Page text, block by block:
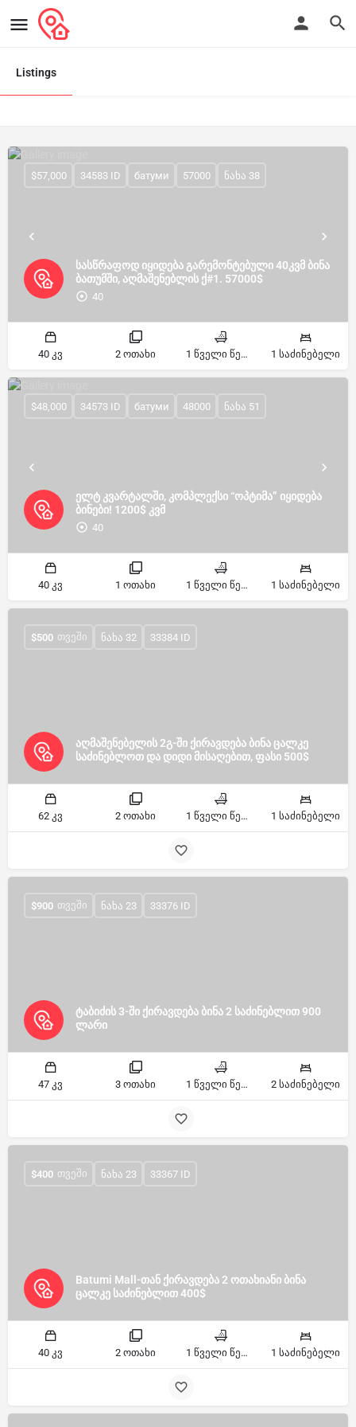
Listings
სასწრაფოდ იყიდება გარემონტებული 40კვმ ბინა
ბათუმში, აღმაშენებლის ქ#1. 57000$
40
$57,000 34583 ID батуми 57000 ნახა 38
40 კვ 2 ოთახი 1 წველი წერტილი 1 საძინებელი
ელტ კვარტალში, კომპლექსი “ოპტიმა” იყიდება
ბინები! 1200$ კვმ
40
$48,000 34573 ID батуми 48000 ნახა 51
40 კვ 1 ოთახი 1 წველი წერტილი 1 საძინებელი
აღმაშენებელის 2გ-ში ქირავდება ბინა ცალკე
საძინებლოთ და დიდი მისაღებით, ფასი 500$
$500 ᲗᲕᲔᲨᲘ ნახა 32 33384 ID
62 კვ 2 ოთახი 1 წველი წერტილი 1 საძინებელი
ტაბიძის 3-ში ქირავდება ბინა 2 საძინებლით 900
ლარი
$900 ᲗᲕᲔᲨᲘ ნახა 23 33376 ID
47 კვ 3 ოთახი 1 წველი წერტილი 2 საძინებელი
Batumi Mall-თან ქირავდება 2 ოთახიანი ბინა
ცალკე საძინებლით 400$
$400 ᲗᲕᲔᲨᲘ ნახა 23 33367 ID
40 კვ 2 ოთახი 1 წველი წერტილი 1 საძინებელი